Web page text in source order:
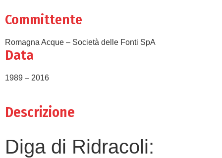
Committente
Romagna Acque – Società delle Fonti SpA
Data
1989 – 2016
Descrizione
Diga di Ridracoli: